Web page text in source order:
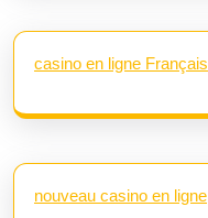
casino en ligne Français
nouveau casino en ligne